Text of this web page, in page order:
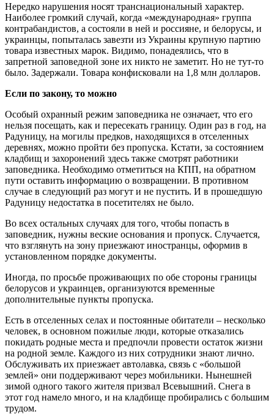
Нередко нарушения носят транснациональный характер.
Наиболее громкий случай, когда «международная» группа
контрабандистов, а состояли в ней и россияне, и белорусы, и
украинцы, попыталась завезти из Украины крупную партию
товара известных марок. Видимо, понадеялись, что в
запретной заповедной зоне их никто не заметит. Но не тут-то
было. Задержали. Товара конфисковали на 1,8 млн долларов.
Если по закону, то можно
Особый охранный режим заповедника не означает, что его
нельзя посещать, как и пересекать границу. Один раз в год, на
Радуницу, на могилы предков, находящихся в отселенных
деревнях, можно пройти без пропуска. Кстати, за состоянием
кладбищ и захоронений здесь также смотрят работники
заповедника. Необходимо отметиться на КПП, на обратном
пути оставить информацию о возвращении. В противном
случае в следующий раз могут и не пустить. И в прошедшую
Радуницу недостатка в посетителях не было.
Во всех остальных случаях для того, чтобы попасть в
заповедник, нужны веские основания и пропуск. Случается,
что взглянуть на зону приезжают иностранцы, оформив в
установленном порядке документы.
Иногда, по просьбе проживающих по обе стороны границы
белорусов и украинцев, организуются временные
дополнительные пункты пропуска.
Есть в отселенных селах и постоянные обитатели – несколько
человек, в основном пожилые люди, которые отказались
покидать родные места и предпочли провести остаток жизни
на родной земле. Каждого из них сотрудники знают лично.
Обслуживать их приезжает автолавка, связь с «большой
землей» они поддерживают через мобильники. Нынешней
зимой одного такого жителя призвал Всевышний. Снега в
этот год намело много, и на кладбище пробирались с большим
трудом.